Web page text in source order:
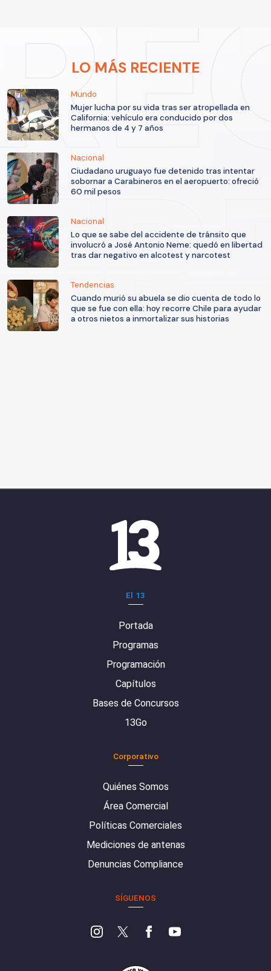
LO MÁS RECIENTE
Mundo
Mujer lucha por su vida tras ser atropellada en
California: vehículo era conducido por dos
hermanos de 4 y 7 años
Nacional
Ciudadano uruguayo fue detenido tras intentar
sobornar a Carabineros en el aeropuerto: ofreció
60 mil pesos
Nacional
Lo que se sabe del accidente de tránsito que
involucró a José Antonio Neme: quedó en libertad
tras dar negativo en alcotest y narcotest
Tendencias
Cuando murió su abuela se dio cuenta de todo lo
que se fue con ella: hoy recorre Chile para ayudar
a otros nietos a inmortalizar sus historias
El 13
Portada
Programas
Programación
Capítulos
Bases de Concursos
13Go
Corporativo
Quiénes Somos
Área Comercial
Políticas Comerciales
Mediciones de antenas
Denuncias Compliance
SÍGUENOS